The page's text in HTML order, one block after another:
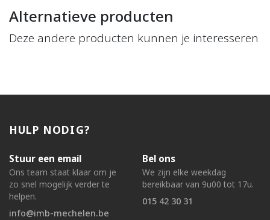
Alternatieve producten
Deze andere producten kunnen je interesseren
HULP NODIG?
Stuur een email
Ons team staat klaar om je
zo snel mogelijk verder te
helpen.
info@imb-mechelen.be
Bel ons
We zijn elke weekdag
bereikbaar van 9u00 tot 17u.
015 42 30 31